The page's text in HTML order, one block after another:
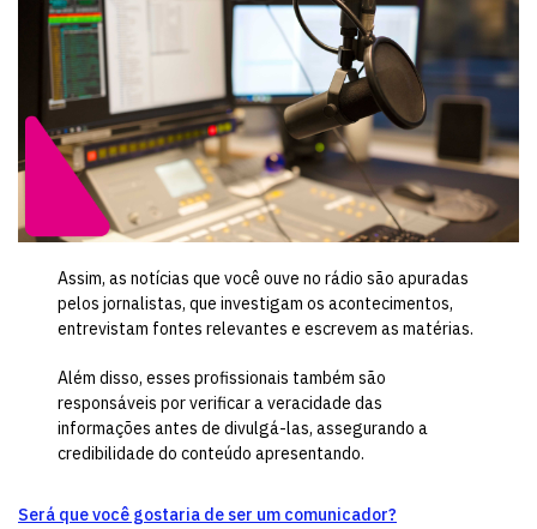
Assim, as notícias que você ouve no rádio são apuradas
pelos jornalistas, que investigam os acontecimentos,
entrevistam fontes relevantes e escrevem as matérias.
Além disso, esses profissionais também são
responsáveis por verificar a veracidade das
informações antes de divulgá-las, assegurando a
credibilidade do conteúdo apresentando.
Será que você gostaria de ser um comunicador?